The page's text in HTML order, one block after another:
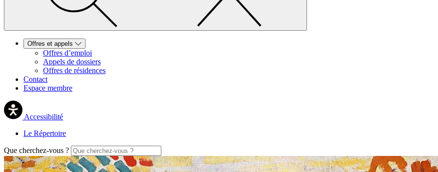
Offres et appels
Offres d’emploi
Appels de dossiers
Offres de résidences
Contact
Espace membre
Accessibilité
Le Répertoire
Que cherchez-vous ?